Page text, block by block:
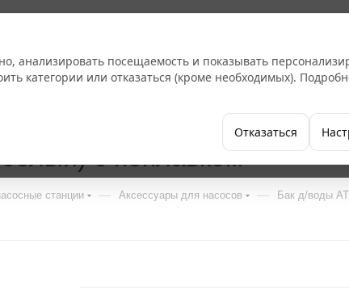
Компания
с поплавком
станции — Аксессуары для насосов — Бак д/воды
анализировать посещаемость и показывать
категории или отказаться (кроме необходимых).
Отказаться